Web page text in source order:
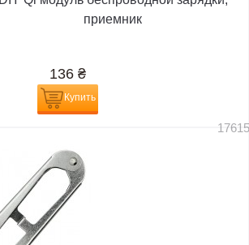
приемник
136 ₴
Купить